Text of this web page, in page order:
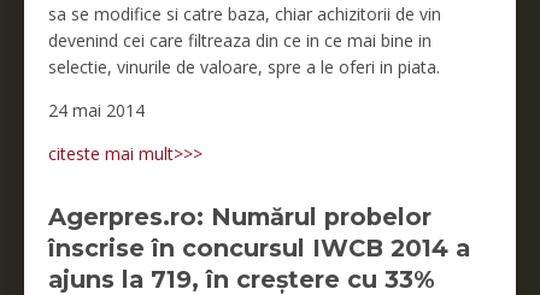
sa se modifice si catre baza, chiar achizitorii de vin
devenind cei care filtreaza din ce in ce mai bine in
selectie, vinurile de valoare, spre a le oferi in piata.
24 mai 2014
citeste mai mult>>>
Agerpres.ro: Numărul probelor
înscrise în concursul IWCB 2014 a
ajuns la 719, în creștere cu 33%